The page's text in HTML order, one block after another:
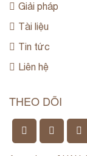
Giải pháp
Tài liệu
Tin tức
Liên hệ
THEO DÕI